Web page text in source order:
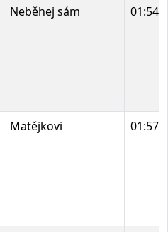
Neběhej sám
Matějkovi